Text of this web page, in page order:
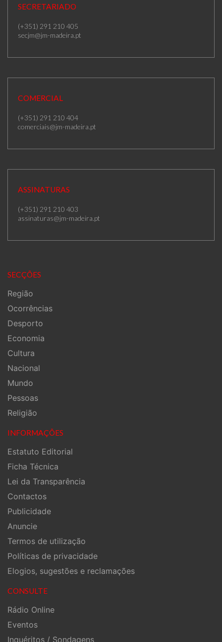
SECRETARIADO
(+351) 291 210 405
secjm@jm-madeira.pt
COMERCIAL
(+351) 291 210 404
comerciais@jm-madeira.pt
ASSINATURAS
(+351) 291 210 403
assinaturas@jm-madeira.pt
SECÇÕES
Região
Ocorrências
Desporto
Economia
Cultura
Nacional
Mundo
Pessoas
Religião
INFORMAÇÕES
Estatuto Editorial
Ficha Técnica
Lei da Transparência
Contactos
Publicidade
Anuncie
Termos de utilização
Políticas de privacidade
Elogios, sugestões e reclamações
CONSULTE
Rádio Online
Eventos
Inquéritos / Sondagens